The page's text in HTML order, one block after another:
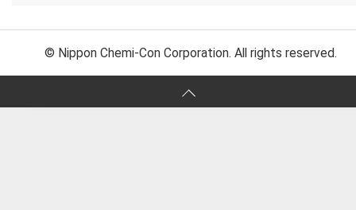
© Nippon Chemi-Con Corporation. All rights reserved.